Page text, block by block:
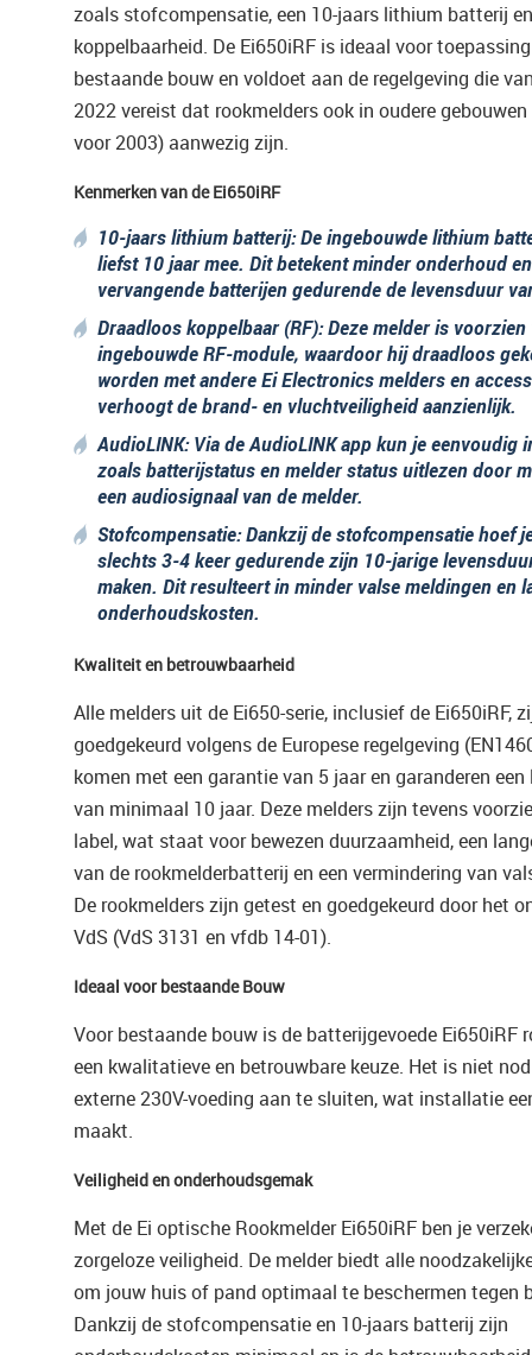
zoals stofcompensatie, een 10-jaars lithium batterij
koppelbaarheid. De Ei650iRF is ideaal voor
bestaande bouw en voldoet aan de regelgeving die
2022 vereist dat rookmelders ook in oudere
voor 2003) aanwezig zijn.
Kenmerken van de Ei650iRF
10-jaars lithium batterij: De ingebouwde lithium
liefst 10 jaar mee. Dit betekent minder onderhoud
vervangende batterijen gedurende de levensduur
Draadloos koppelbaar (RF): Deze melder is voorzien
ingebouwde RF-module, waardoor hij draadloos
worden met andere Ei Electronics melders en
verhoogt de brand- en vluchtveiligheid aanzienlijk.
AudioLINK: Via de AudioLINK app kun je eenvoudig
zoals batterijstatus en melder status uitlezen door
een audiosignaal van de melder.
Stofcompensatie: Dankzij de stofcompensatie hoef
slechts 3-4 keer gedurende zijn 10-jarige
maken. Dit resulteert in minder valse meldingen en
onderhoudskosten.
Kwaliteit en betrouwbaarheid
Alle melders uit de Ei650-serie, inclusief de Ei650iRF,
goedgekeurd volgens de Europese regelgeving
komen met een garantie van 5 jaar en garanderen een
van minimaal 10 jaar. Deze melders zijn tevens
label, wat staat voor bewezen duurzaamheid, een
van de rookmelderbatterij en een vermindering van
De rookmelders zijn getest en goedgekeurd door het
VdS (VdS 3131 en vfdb 14-01).
Ideaal voor bestaande Bouw
Voor bestaande bouw is de batterijgevoede Ei650iRF
een kwalitatieve en betrouwbare keuze. Het is niet
externe 230V-voeding aan te sluiten, wat installatie
maakt.
Veiligheid en onderhoudsgemak
Met de Ei optische Rookmelder Ei650iRF ben je
zorgeloze veiligheid. De melder biedt alle
om jouw huis of pand optimaal te beschermen tegen
Dankzij de stofcompensatie en 10-jaars batterij zijn